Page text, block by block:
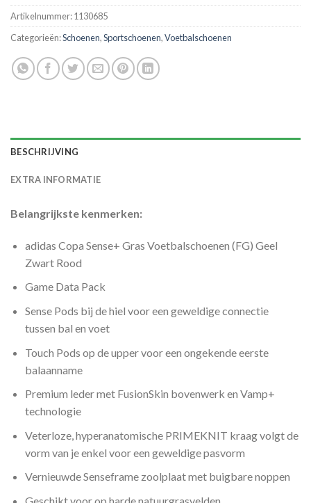
Artikelnummer:1130685
Categorieën:Schoenen,Sportschoenen,Voetbalschoenen
BESCHRIJVING
EXTRA INFORMATIE
Belangrijkste kenmerken:
adidas Copa Sense+ Gras Voetbalschoenen (FG) Geel
Zwart Rood
Game Data Pack
Sense Pods bij de hiel voor een geweldige connectie
tussen bal en voet
Touch Pods op de upper voor een ongekende eerste
balaanname
Premium leder met FusionSkin bovenwerk en Vamp+
technologie
Veterloze, hyperanatomische PRIMEKNIT kraag volgt de
vorm van je enkel voor een geweldige pasvorm
Vernieuwde Senseframe zoolplaat met buigbare noppen